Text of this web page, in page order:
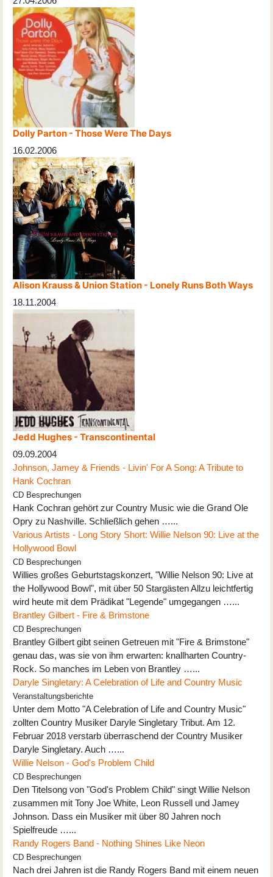
Dolly Parton - Those Were The Days
16.02.2006
Alison Krauss & Union Station - Lonely Runs Both Ways
18.11.2004
Jedd Hughes - Transcontinental
09.09.2004
Johnson, Jamey & Friends - Livin' For A Song: A Tribute to
Hank Cochran
CD Besprechungen
Hank Cochran gehört zur Country Music wie die Grand Ole
Opry zu Nashville. Schließlich gehen …...
Various Artists - Long Story Short: Willie Nelson 90: Live at the
Hollywood Bowl
CD Besprechungen
Willies großes Geburtstagskonzert, "Willie Nelson 90: Live at
the Hollywood Bowl", mit über 50 Stargästen Allzu leichtfertig
wird heute mit dem Prädikat "Legende" umgegangen …...
Brantley Gilbert - Fire & Brimstone
CD Besprechungen
Brantley Gilbert gibt seinen Getreuen mit "Fire & Brimstone"
genau das, was sie von ihm erwarten: knallharten Country-
Rock. So manches im Leben von Brantley …...
Daryle Singletary: A Celebration of Life and Country Music
Veranstaltungsberichte
Unter dem Motto "A Celebration of Life and Country Music"
zollten Country Musiker Daryle Singletary Tribut. Am 12.
Februar 2018 verstarb überraschend der Country Musiker
Daryle Singletary. Auch …...
Willie Nelson - God's Problem Child
CD Besprechungen
Den Titelsong von "God's Problem Child" singt Willie Nelson
zusammen mit Tony Joe White, Leon Russell und Jamey
Johnson. Dass ein Musiker mit über 80 Jahren noch
Spielfreude …...
Randy Rogers Band - Nothing Shines Like Neon
CD Besprechungen
Nach drei Jahren ist die Randy Rogers Band mit einem neuen